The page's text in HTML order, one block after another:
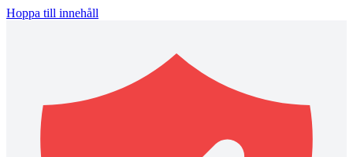
Hoppa till innehåll